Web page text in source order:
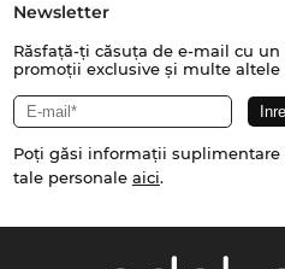
Newsletter
Răsfață-ți căsuța de e-mail cu un
promoții exclusive și multe altele
Poți găsi informații suplimentare
tale personale aici.